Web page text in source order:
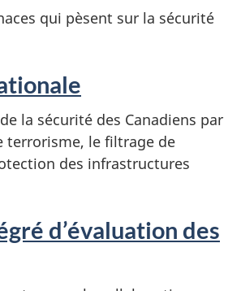
qui pèsent sur la sécurité
la sécurité des Canadiens par
terrorisme, le filtrage de
des infrastructures
d’évaluation des